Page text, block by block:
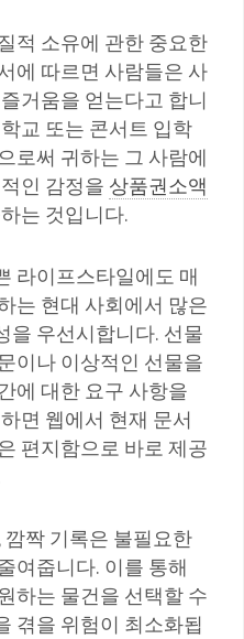
적 소유에 관한 중요한
에 따르면 사람들은 사
거움을 얻는다고 합니
교 또는 콘서트 입학
로써 귀하는 그 사람에
인 감정을 상품권소액
는 것입니다.
라이프스타일에도 매
는 현대 사회에서 많은
을 우선시합니다. 선물
이나 이상적인 선물을
에 대한 요구 사항을
면 웹에서 현재 문서
편지함으로 바로 제공
짝 기록은 불필요한
여줍니다. 이를 통해
하는 물건을 선택할 수
겪을 위험이 최소화됩